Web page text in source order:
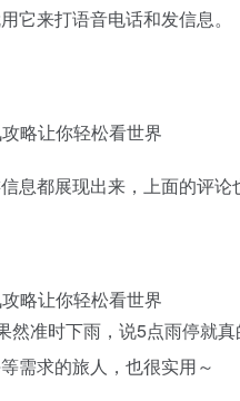
它来打语音电话和发信息。
都展现出来，上面的评论
准时下雨，说5点雨停就
需求的旅人，也很实用～